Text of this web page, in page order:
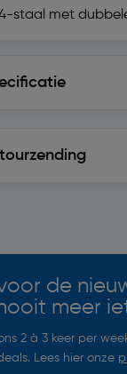
staal met
de
meer
2 à 3 keer per
Lees hier onze